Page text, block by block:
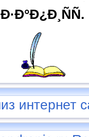
Ð·Ð°Ð¿Ð¸ÑÑ.